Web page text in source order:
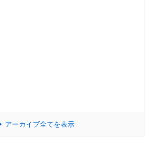
アーカイブ全てを表示